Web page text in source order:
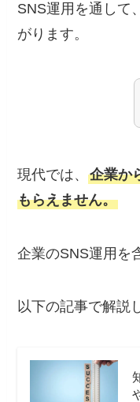
SNS運用を通して
がります。
現代では、企業か
もらえません。
企業のSNS運用を
以下の記事で解説